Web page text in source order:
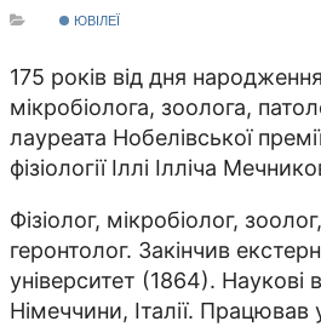
ЮВІЛЕЇ
175 років від дня народження
мікробіолога, зоо­лога,
лауреата Нобелівської
фізіології Іллі Ілліча
Фізіолог, мікробіолог,
геронтолог. Закінчив
університет (1864). Наукові
Німеччини, Італії.